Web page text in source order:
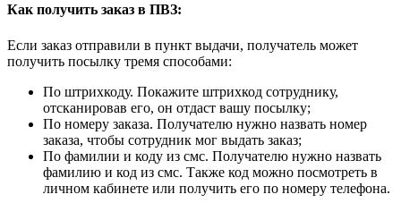
Как получить заказ в ПВЗ:
Если заказ отправили в пункт выдачи, получатель может
получить посылку тремя способами:
По штрихкоду. Покажите штрихкод сотруднику,
отсканировав его, он отдаст вашу посылку;
По номеру заказа. Получателю нужно назвать номер
заказа, чтобы сотрудник мог выдать заказ;
По фамилии и коду из смс. Получателю нужно назвать
фамилию и код из смс. Также код можно посмотреть в
личном кабинете или получить его по номеру телефона.